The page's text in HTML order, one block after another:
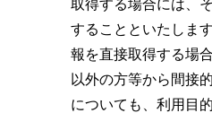
取得する場合には、
することといたしま
報を直接取得する場
以外の方等から間接
についても、利用目